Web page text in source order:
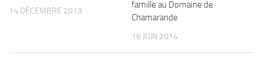
16 JUIN 2014